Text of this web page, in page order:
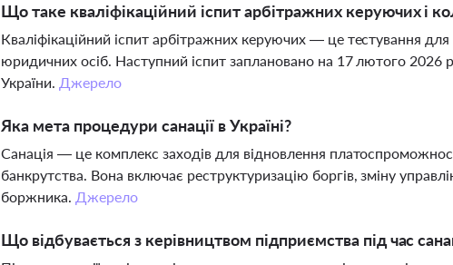
Що таке кваліфікаційний іспит арбітражних керуючих і
Кваліфікаційний іспит арбітражних керуючих — це тестування
юридичних осіб. Наступний іспит заплановано на 17 лютого 2026
України. Джерело
Яка мета процедури санації в Україні?
Санація — це комплекс заходів для відновлення
банкрутства. Вона включає реструктуризацію боргів, зміну
боржника. Джерело
Що відбувається з керівництвом підприємства під час